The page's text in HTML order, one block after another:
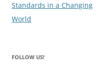
Standards in a Changing
World
FOLLOW US!